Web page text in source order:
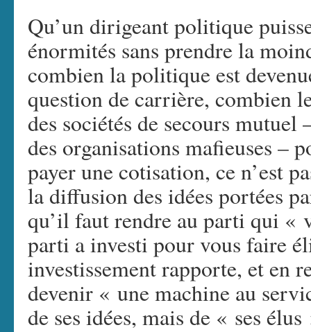
Qu’un dirigeant politique
énormités sans prendre la
combien la politique est
question de carrière, combien
des sociétés de secours
des organisations mafieuses –
payer une cotisation, ce n’est
la diffusion des idées portées
qu’il faut rendre au parti qui «
parti a investi pour vous faire
investissement rapporte, et en
devenir « une machine au
de ses idées, mais de « ses élus